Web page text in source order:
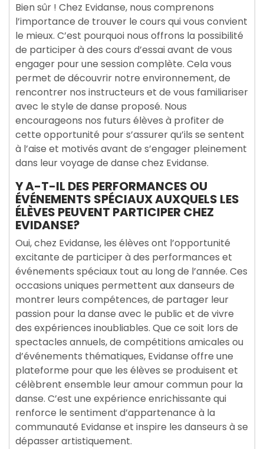
Bien sûr ! Chez Evidanse, nous comprenons
l’importance de trouver le cours qui vous convient
le mieux. C’est pourquoi nous offrons la possibilité
de participer à des cours d’essai avant de vous
engager pour une session complète. Cela vous
permet de découvrir notre environnement, de
rencontrer nos instructeurs et de vous familiariser
avec le style de danse proposé. Nous
encourageons nos futurs élèves à profiter de
cette opportunité pour s’assurer qu’ils se sentent
à l’aise et motivés avant de s’engager pleinement
dans leur voyage de danse chez Evidanse.
Y A-T-IL DES PERFORMANCES OU
ÉVÉNEMENTS SPÉCIAUX AUXQUELS LES
ÉLÈVES PEUVENT PARTICIPER CHEZ
EVIDANSE?
Oui, chez Evidanse, les élèves ont l’opportunité
excitante de participer à des performances et
événements spéciaux tout au long de l’année. Ces
occasions uniques permettent aux danseurs de
montrer leurs compétences, de partager leur
passion pour la danse avec le public et de vivre
des expériences inoubliables. Que ce soit lors de
spectacles annuels, de compétitions amicales ou
d’événements thématiques, Evidanse offre une
plateforme pour que les élèves se produisent et
célèbrent ensemble leur amour commun pour la
danse. C’est une expérience enrichissante qui
renforce le sentiment d’appartenance à la
communauté Evidanse et inspire les danseurs à se
dépasser artistiquement.